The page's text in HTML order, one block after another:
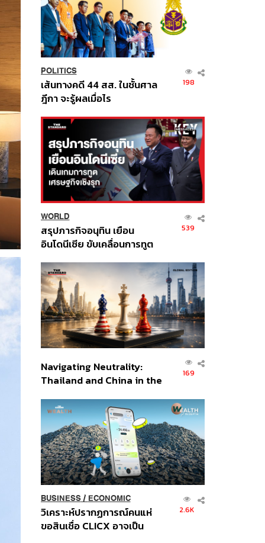
POLITICS
เส้นทางคดี 44 สส. ในชั้นศาล
ฎีกา จะรู้ผลเมื่อไร
198
WORLD
สรุปภารกิจอนุทิน เยือน
อินโดนีเซีย ขับเคลื่อนการทูต
ส่วนยุทธศาสตร์ไทย –
อินโดนีเซีย
539
Navigating Neutrality:
Thailand and China in the
Order
169
BUSINESS/ ECONOMIC
วิเคราะห์ปรากฏการณ์คนแห่
ขอสินเชื่อ CLICX อาจเป็น
2.6K